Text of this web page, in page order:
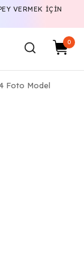
VERMEK IÇIN
0
Foto Model